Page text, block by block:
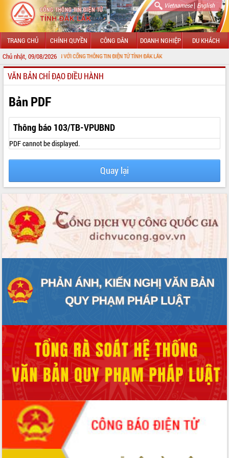
Vietnamese| English
TRANG CHỦ CHÍNH QUYỀN CÔNG DÂN DOANH NGHIỆP DU KHÁCH
Chủ nhật, 09/08/2026
MỪNG ĐẾN VỚI CỔNG THÔNG TIN ĐIỆN TỬ TỈNH ĐẮK LẮK
GIỚI THIỆU
LÃNH ĐẠO UBND TỈNH
TIN TỨC SỰ KIỆN
SỞ, BAN, NGÀNH
UBND CÁC XÃ, PHƯỜNG
THÔNG TIN CHỈ ĐẠO ĐIỀU HÀNH
VĂN BẢN HĐND TỈNH
ĐIỂM TIN VĂN BẢN
VĂN BẢN CHỈ ĐẠO ĐIỀU HÀNH
Bản PDF
Thông báo 103/TB-VPUBND
PDF cannot be displayed.
Quay lại